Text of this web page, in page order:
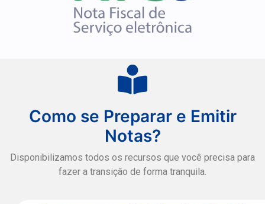
Como se Preparar e Emitir
Notas?
Disponibilizamos todos os recursos que você precisa para
fazer a transição de forma tranquila.